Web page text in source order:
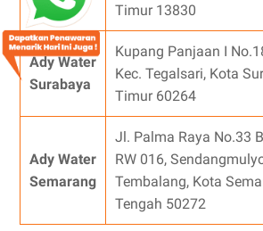
Timur
Timur 13830
Ady Water
Surabaya
Kupang Panjaan I
Kec. Tegalsari, Kota
Timur 60264
Ady Water
Semarang
Jl. Palma Raya No.33
RW 016,
Tembalang, Kota
Tengah 50272